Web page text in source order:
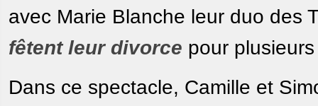
avec Marie Blanche leur duo des
fêtent leur divorce pour
Dans ce spectacle, Camille et